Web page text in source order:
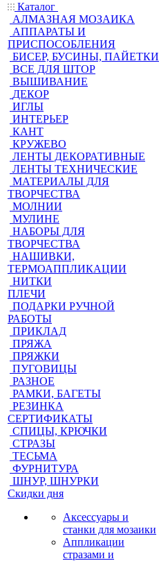
Каталог
АЛМАЗНАЯ МОЗАИКА
АППАРАТЫ И
ПРИСПОСОБЛЕНИЯ
БИСЕР, БУСИНЫ, ПАЙЕТКИ
ВСЕ ДЛЯ ШТОР
ВЫШИВАНИЕ
ДЕКОР
ИГЛЫ
ИНТЕРЬЕР
КАНТ
КРУЖЕВО
ЛЕНТЫ ДЕКОРАТИВНЫЕ
ЛЕНТЫ ТЕХНИЧЕСКИЕ
МАТЕРИАЛЫ ДЛЯ
ТВОРЧЕСТВА
МОЛНИИ
МУЛИНЕ
НАБОРЫ ДЛЯ
ТВОРЧЕСТВА
НАШИВКИ,
ТЕРМОАППЛИКАЦИИ
НИТКИ
ПЛЕЧИ
ПОДАРКИ РУЧНОЙ
РАБОТЫ
ПРИКЛАД
ПРЯЖА
ПРЯЖКИ
ПУГОВИЦЫ
РАЗНОЕ
РАМКИ, БАГЕТЫ
РЕЗИНКА
СЕРТИФИКАТЫ
СПИЦЫ, КРЮЧКИ
СТРАЗЫ
ТЕСЬМА
ФУРНИТУРА
ШНУР, ШНУРКИ
Скидки дня
Аксессуары и
станки для мозаики
Аппликации
стразами и